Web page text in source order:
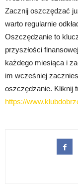
Zacznij oszczędzać
warto regularnie
Oszczędzanie to
przyszłości
każdego miesiąca i
im wcześniej
oszczędzanie. Kliknij
https://